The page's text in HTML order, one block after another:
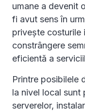
umane a devenit
fi avut sens în
privește costurile
constrângere
eficientă a
Printre posibilele
la nivel local sunt
serverelor,